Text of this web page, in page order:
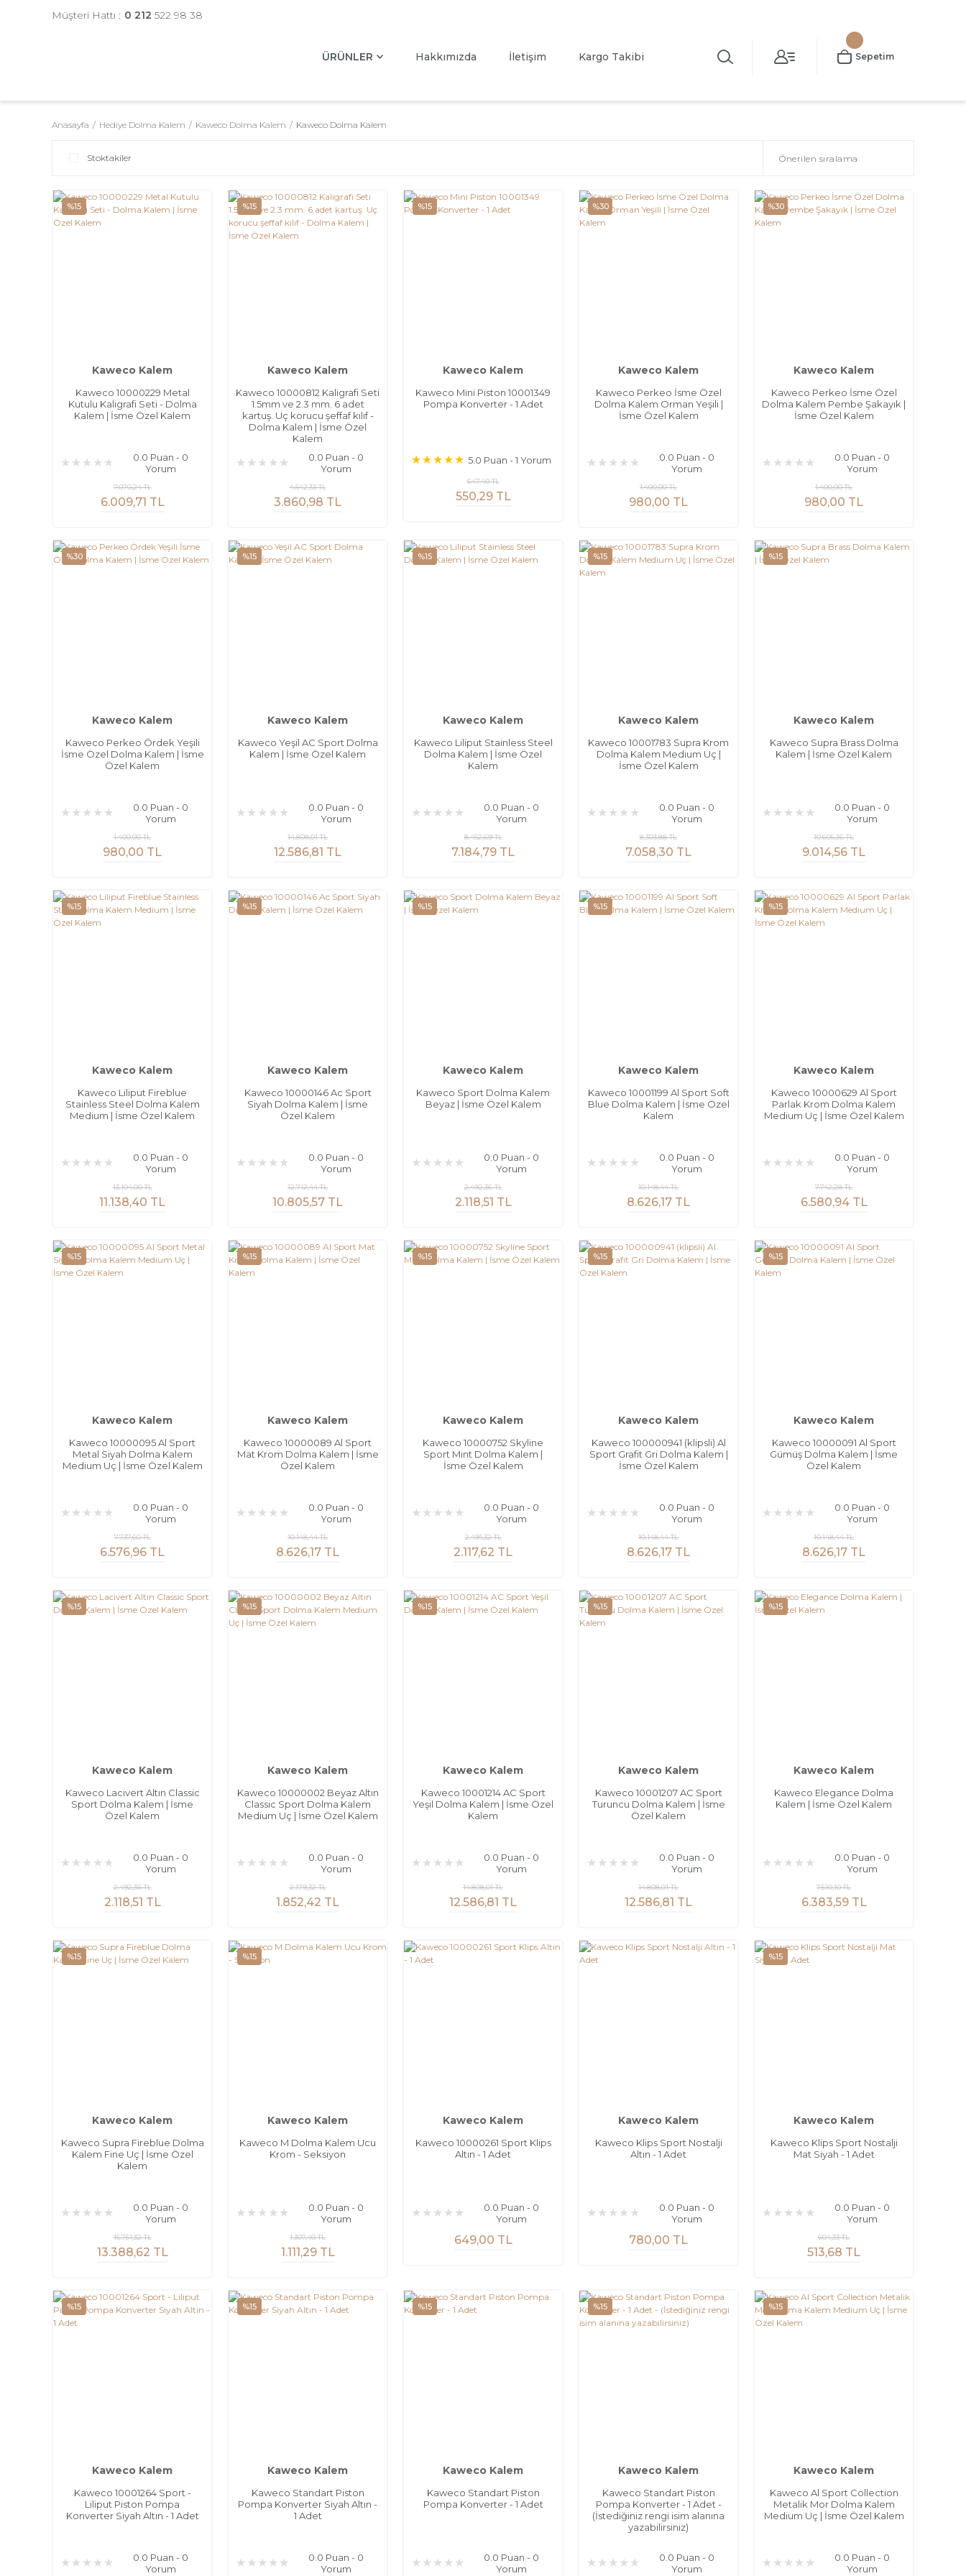
Müşteri Hattı : 0 212 522 98 38
ÜRÜNLER Hakkımızda İletişim Kargo Takibi Sepetim
Anasayfa Hediye Dolma Kalem Kaweco Dolma Kalem Kaweco Dolma Kalem
Stoktakiler
%15
Kaweco Kalem
Kaweco 10000229 Metal
Kutulu Kaligrafi Seti - Dolma
Kalem | İsme Özel Kalem
0.0 Puan - 0
Yorum
6.009,71 TL
7.070,24 TL
%15
Kaweco Kalem
Kaweco 10000812 Kaligrafi Seti
1.5mm ve 2.3 mm. 6 adet
kartuş. Uç korucu şeffaf kılıf -
Dolma Kalem | İsme Özel
Kalem
0.0 Puan - 0
Yorum
3.860,98 TL
4.542,33 TL
%15
Kaweco Kalem
Kaweco Mini Piston 10001349
Pompa Konverter - 1 Adet
5.0 Puan - 1 Yorum
550,29 TL
647,40 TL
%30
Kaweco Kalem
Kaweco Perkeo İsme Özel
Dolma Kalem Orman Yeşili |
İsme Özel Kalem
0.0 Puan - 0
Yorum
980,00 TL
1.400,00 TL
%30
Kaweco Kalem
Kaweco Perkeo İsme Özel
Dolma Kalem Pembe Şakayık |
İsme Özel Kalem
0.0 Puan - 0
Yorum
980,00 TL
1.400,00 TL
%30
Kaweco Kalem
Kaweco Perkeo Ördek Yeşili
İsme Özel Dolma Kalem | İsme
Özel Kalem
0.0 Puan - 0
Yorum
980,00 TL
1.400,00 TL
%15
Kaweco Kalem
Kaweco Yeşil AC Sport Dolma
Kalem | İsme Özel Kalem
0.0 Puan - 0
Yorum
12.586,81 TL
14.808,01 TL
%15
Kaweco Kalem
Kaweco Liliput Stainless Steel
Dolma Kalem | İsme Özel
Kalem
0.0 Puan - 0
Yorum
7.184,79 TL
8.452,69 TL
%15
Kaweco Kalem
Kaweco 10001783 Supra Krom
Dolma Kalem Medium Uç |
İsme Özel Kalem
0.0 Puan - 0
Yorum
7.058,30 TL
8.303,88 TL
%15
Kaweco Kalem
Kaweco Supra Brass Dolma
Kalem | İsme Özel Kalem
0.0 Puan - 0
Yorum
9.014,56 TL
10.605,36 TL
%15
Kaweco Kalem
Kaweco Liliput Fireblue
Stainless Steel Dolma Kalem
Medium | İsme Özel Kalem
0.0 Puan - 0
Yorum
11.138,40 TL
13.104,00 TL
%15
Kaweco Kalem
Kaweco 10000146 Ac Sport
Siyah Dolma Kalem | İsme
Özel Kalem
0.0 Puan - 0
Yorum
10.805,57 TL
12.712,44 TL
%15
Kaweco Kalem
Kaweco Sport Dolma Kalem
Beyaz | İsme Özel Kalem
0.0 Puan - 0
Yorum
2.118,51 TL
2.492,36 TL
%15
Kaweco Kalem
Kaweco 10001199 Al Sport Soft
Blue Dolma Kalem | İsme Özel
Kalem
0.0 Puan - 0
Yorum
8.626,17 TL
10.148,44 TL
%15
Kaweco Kalem
Kaweco 10000629 Al Sport
Parlak Krom Dolma Kalem
Medium Uç | İsme Özel Kalem
0.0 Puan - 0
Yorum
6.580,94 TL
7.742,28 TL
%15
Kaweco Kalem
Kaweco 10000095 Al Sport
Metal Siyah Dolma Kalem
Medium Uç | İsme Özel Kalem
0.0 Puan - 0
Yorum
6.576,96 TL
7.737,60 TL
%15
Kaweco Kalem
Kaweco 10000089 Al Sport
Mat Krom Dolma Kalem | İsme
Özel Kalem
0.0 Puan - 0
Yorum
8.626,17 TL
10.148,44 TL
%15
Kaweco Kalem
Kaweco 10000752 Skyline
Sport Mint Dolma Kalem |
İsme Özel Kalem
0.0 Puan - 0
Yorum
2.117,62 TL
2.491,32 TL
%15
Kaweco Kalem
Kaweco 100000941 (klipsli) Al
Sport Grafit Gri Dolma Kalem |
İsme Özel Kalem
0.0 Puan - 0
Yorum
8.626,17 TL
10.148,44 TL
%15
Kaweco Kalem
Kaweco 10000091 Al Sport
Gümüş Dolma Kalem | İsme
Özel Kalem
0.0 Puan - 0
Yorum
8.626,17 TL
10.148,44 TL
%15
Kaweco Kalem
Kaweco Lacivert Altın Classic
Sport Dolma Kalem | İsme
Özel Kalem
0.0 Puan - 0
Yorum
2.118,51 TL
2.492,36 TL
%15
Kaweco Kalem
Kaweco 10000002 Beyaz Altın
Classic Sport Dolma Kalem
Medium Uç | İsme Özel Kalem
0.0 Puan - 0
Yorum
1.852,42 TL
2.179,32 TL
%15
Kaweco Kalem
Kaweco 10001214 AC Sport
Yeşil Dolma Kalem | İsme Özel
Kalem
0.0 Puan - 0
Yorum
12.586,81 TL
14.808,01 TL
%15
Kaweco Kalem
Kaweco 10001207 AC Sport
Turuncu Dolma Kalem | İsme
Özel Kalem
0.0 Puan - 0
Yorum
12.586,81 TL
14.808,01 TL
%15
Kaweco Kalem
Kaweco Elegance Dolma
Kalem | İsme Özel Kalem
0.0 Puan - 0
Yorum
6.383,59 TL
7.510,10 TL
%15
Kaweco Kalem
Kaweco Supra Fireblue Dolma
Kalem Fine Uç | İsme Özel
Kalem
0.0 Puan - 0
Yorum
13.388,62 TL
15.751,32 TL
%15
Kaweco Kalem
Kaweco M Dolma Kalem Ucu
Krom - Seksiyon
0.0 Puan - 0
Yorum
1.111,29 TL
1.307,40 TL
Kaweco Kalem
Kaweco 10000261 Sport Klips
Altın - 1 Adet
0.0 Puan - 0
Yorum
649,00 TL
Kaweco Kalem
Kaweco Klips Sport Nostalji
Altın - 1 Adet
0.0 Puan - 0
Yorum
780,00 TL
%15
Kaweco Kalem
Kaweco Klips Sport Nostalji
Mat Siyah - 1 Adet
0.0 Puan - 0
Yorum
513,68 TL
604,33 TL
%15
Kaweco Kalem
Kaweco 10001264 Sport -
Liliput Piston Pompa
Konverter Siyah Altın - 1 Adet
0.0 Puan - 0
Yorum
%15
Kaweco Kalem
Kaweco Standart Piston
Pompa Konverter Siyah Altın -
1 Adet
0.0 Puan - 0
Yorum
%15
Kaweco Kalem
Kaweco Standart Piston
Pompa Konverter - 1 Adet
0.0 Puan - 0
Yorum
%15
Kaweco Kalem
Kaweco Standart Piston
Pompa Konverter - 1 Adet -
(İstediğiniz rengi isim alanına
yazabilirsiniz)
0.0 Puan - 0
Yorum
%15
Kaweco Kalem
Kaweco Al Sport Collection
Metalik Mor Dolma Kalem
Medium Uç | İsme Özel Kalem
0.0 Puan - 0
Yorum